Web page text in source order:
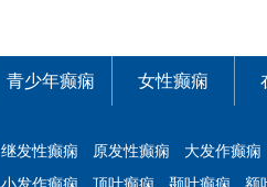
青少年癫痫 女性癫痫
继发性癫痫 原发性癫痫
大发作癫痫